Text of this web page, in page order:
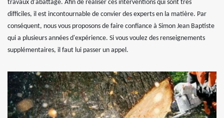
travaux d'abattage. Afin de réaliser ces interventions qui sont très
difficiles, il est incontournable de convier des experts en la matière. Par
conséquent, nous vous proposons de faire confiance à Simon Jean Baptiste
qui a plusieurs années d'expérience. Si vous voulez des renseignements
supplémentaires, il faut lui passer un appel.